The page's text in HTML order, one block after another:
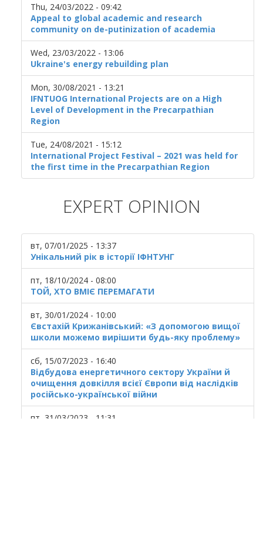
Thu, 24/03/2022 - 09:42
Appeal to global academic and research
community on de-putinization of academia
Wed, 23/03/2022 - 13:06
Ukraine's energy rebuilding plan
Mon, 30/08/2021 - 13:21
IFNTUOG International Projects are on a High
Level of Development in the Precarpathian
Region
Tue, 24/08/2021 - 15:12
International Project Festival – 2021 was held for
the first time in the Precarpathian Region
EXPERT OPINION
вт, 07/01/2025 - 13:37
Унікальний рік в історії ІФНТУНГ
пт, 18/10/2024 - 08:00
ТОЙ, ХТО ВМІЄ ПЕРЕМАГАТИ
вт, 30/01/2024 - 10:00
Євстахій Крижанівський: «З допомогою вищої
школи можемо вирішити будь-яку проблему»
сб, 15/07/2023 - 16:40
Відбудова енергетичного сектору України й
очищення довкілля всієї Європи від наслідків
російсько-української війни
пт, 31/03/2023 - 11:31